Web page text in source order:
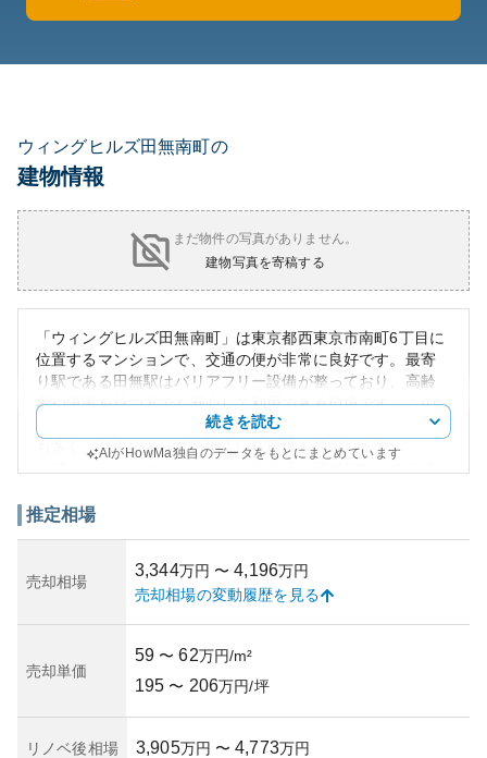
ウィングヒルズ田無南町の
建物情報
まだ物件の写真がありません。
建物写真を寄稿する
「ウィングヒルズ田無南町」は東京都西東京市南町6丁目に
位置するマンションで、交通の便が非常に良好です。最寄
り駅である田無駅はバリアフリー設備が整っており、高齢
者や障害を持つ方でも安心して利用できる環境です。この
マンションはモダンで洗練された外観を持ち、周囲には緑
も多く、住人にとって心地よい住環境を提供します。
一方で、資産性としては、都内の人気の高いエリアである
細な分析は必須で、特に地震リスクについては独自に調査
することをお勧めします。
所有リスクとしては、賃貸ニーズが高いため空室リスクは
っては資産価値に影響を及ぼす可能性がありますので、管
理組合の活動状況や修繕履歴の確認が重要です。
続きを読む
AIがHowMa独自のデータをもとにまとめています
推定相場
売却相場
3,344万円 〜 4,196万円
売却相場の変動履歴を見る
売却単価
59 〜 62万円/m²
195 〜 206万円/坪
リノベ後相場 3,905万円 〜 4,773万円